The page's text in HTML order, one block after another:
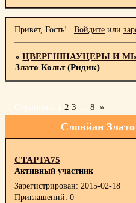
Привет, Гость! Войдитеили
»ЦВЕРГШНАУЦЕРЫ И
Злато Кольт (Ридик)
Словйан
Страница: 1 2 3 … 8 »
СТАРТА75
Активный участник
Зарегистрирован: 2015-02-18
Приглашений: 0